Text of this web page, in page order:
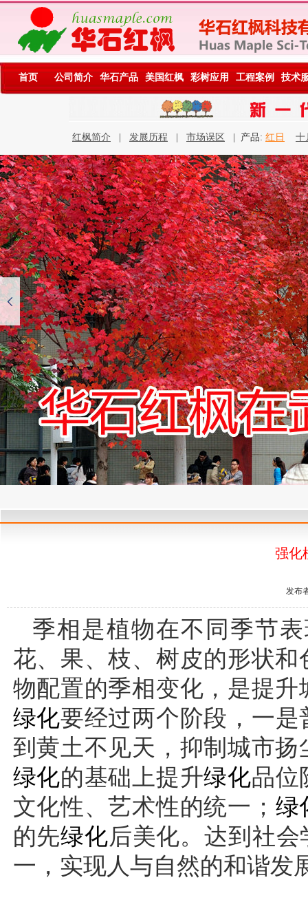
首页 公司简介 华石产品 美国红枫 彩树应用 工程案例 技术
红枫简介 发展历程 市场误区 | 产品: 红日 十
强化
发布
季相是植物在不同季节
花、果、枝、树皮的形状
物配置的季相变化，是提
绿化要经过两个阶段，一是
到黄土不见天，抑制城市
绿化的基础上提升绿化品位
文化性、艺术性的统一； 绿
的先绿化后美化。达到社
一，实现人与自然的和谐发